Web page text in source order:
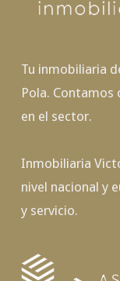
Tu inmobiliaria
Pola. Contamos
en el sector.
Inmobiliaria
nivel nacional y
y servicio.